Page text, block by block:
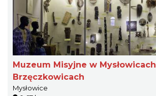
Muzeum Misyjne w Mysłowicach
Brzęczkowicach
Mysłowice